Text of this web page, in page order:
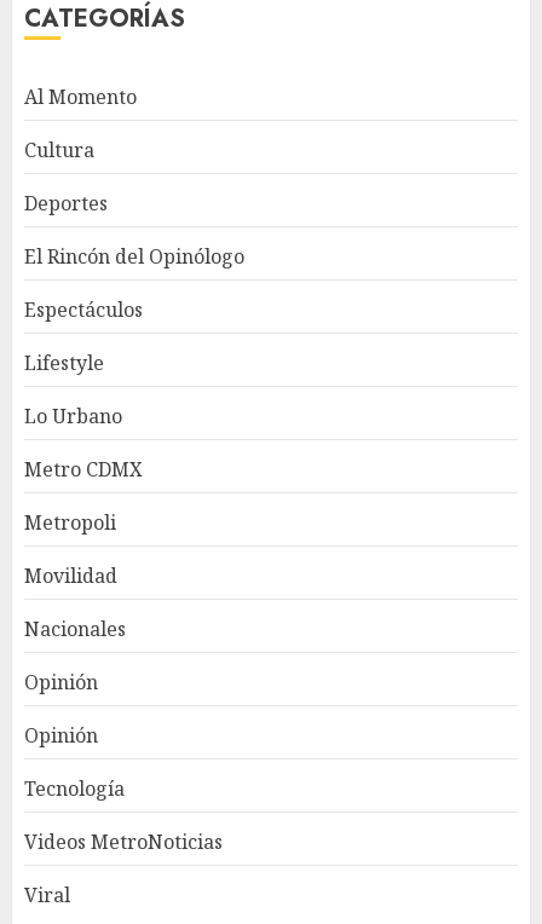
CATEGORÍAS
Al Momento
Cultura
Deportes
El Rincón del Opinólogo
Espectáculos
Lifestyle
Lo Urbano
Metro CDMX
Metropoli
Movilidad
Nacionales
Opinión
Opinión
Tecnología
Videos MetroNoticias
Viral